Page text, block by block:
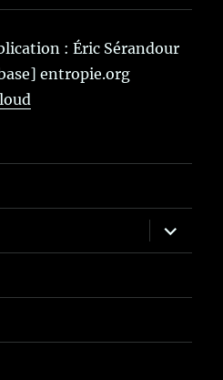
: Éric Sérandour
entropie.org
ouvrir
le
sous-